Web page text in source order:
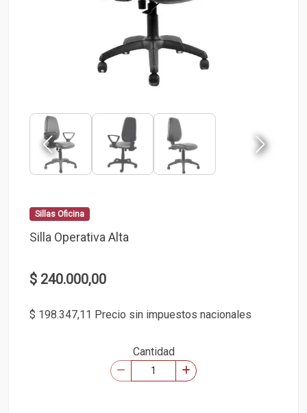
Sillas Oficina
Silla Operativa Alta
$ 240.000,00
$ 198.347,11 Precio sin impuestos nacionales
Cantidad